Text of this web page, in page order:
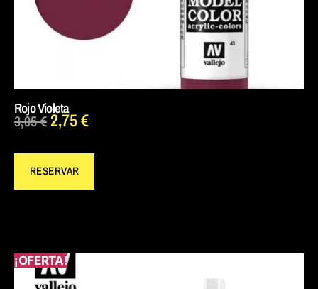
Rojo Violeta
3,05€2,75€
RESERVAR
¡OFERTA!